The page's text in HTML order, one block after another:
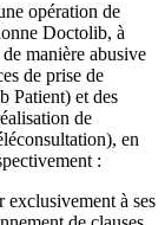
opération de
Doctolib, à
manière abusive
de prise de
Patient) et des
de
en
:
exclusivement à ses